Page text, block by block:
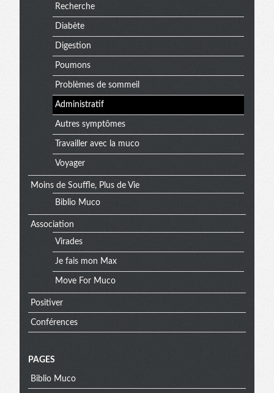
Recherche
Diabète
Digestion
Poumons
Problèmes de sommeil
Administratif
Autres symptômes
Travailler avec la muco
Voyager
Moins de Souffle, Plus de Vie
Biblio Muco
Association
Virades
Je fais mon Max
Move For Muco
Positiver
Conférences
PAGES
Biblio Muco